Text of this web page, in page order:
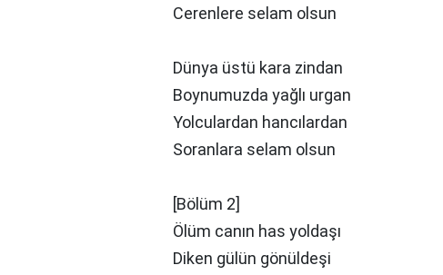
Cerenlere selam olsun
Dünya üstü kara zindan
Boynumuzda yağlı urgan
Yolculardan hancılardan
Soranlara selam olsun
[Bölüm 2]
Ölüm canın has yoldaşı
Diken gülün gönüldeşi